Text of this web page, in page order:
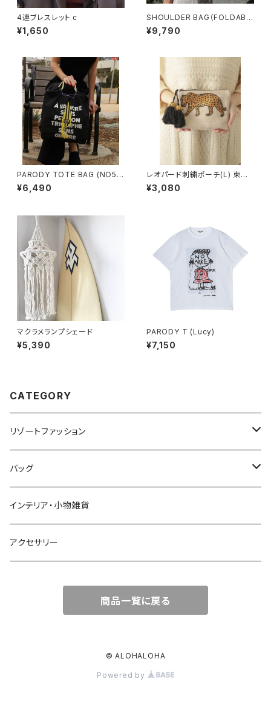
4連ブレスレット c
¥1,650
SHOULDER BAG（FOLDABL
E）STRAP SET 【送料無料】
¥9,790
PARODY TOTE BAG (NO5 P
ARIS)
¥6,490
レオパード刺繍ポーチ(L) 東京
かんかん
¥3,080
マクラメランプシェード
¥5,390
PARODY T (Lucy)
¥7,150
CATEGORY
リゾートファッション
トップス
ワンピース
オールインワン
バッグ
かごバッグ
ポーチ・クラッチ
インテリア・小物雑貨
アクセサリー
商品一覧に戻る
© ALOHALOHA
Powered by